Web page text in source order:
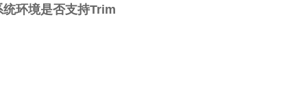
环境是否支持Trim